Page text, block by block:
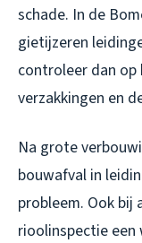
schade. In de
gietijzeren
controleer dan op
verzakkingen en
Na grote
bouwafval in
probleem. Ook bij
rioolinspectie een